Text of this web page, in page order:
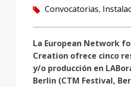
tag Convocatorias,
La European Network
Creation ofrece cinco
y/o producción en
Berlin (CTM Festival,